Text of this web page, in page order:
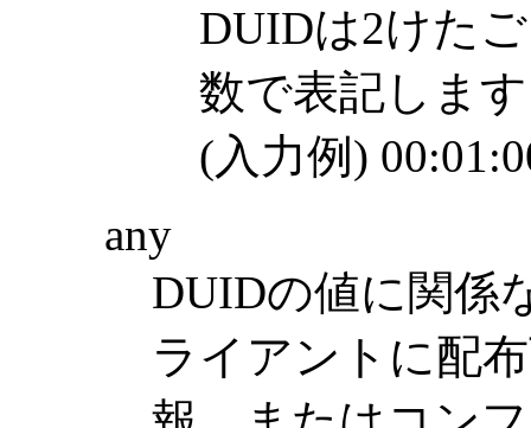
DUIDは2けた
数で表記しま
(入力例)
any
DUIDの値に関係
ライアントに配